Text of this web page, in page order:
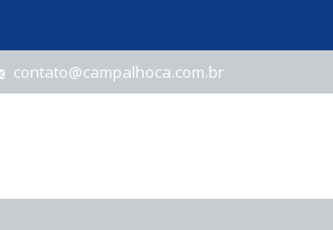
contato@campalhoca.com.br